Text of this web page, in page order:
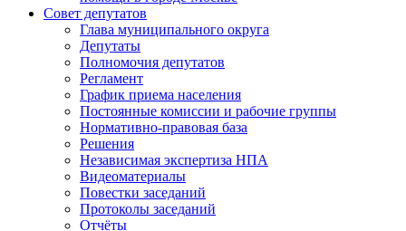
Совет депутатов
Глава муниципального округа
Депутаты
Полномочия депутатов
Регламент
График приема населения
Постоянные комиссии и рабочие группы
Нормативно-правовая база
Решения
Независимая экспертиза НПА
Видеоматериалы
Повестки заседаний
Протоколы заседаний
Отчёты